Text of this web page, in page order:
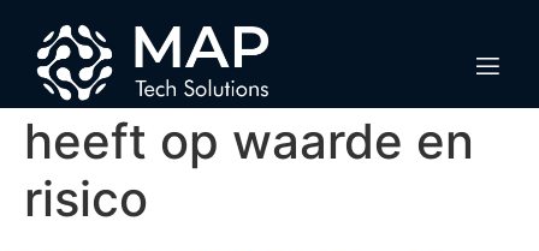
Hoe grootte van
clusters invloed
heeft op waarde en
risico